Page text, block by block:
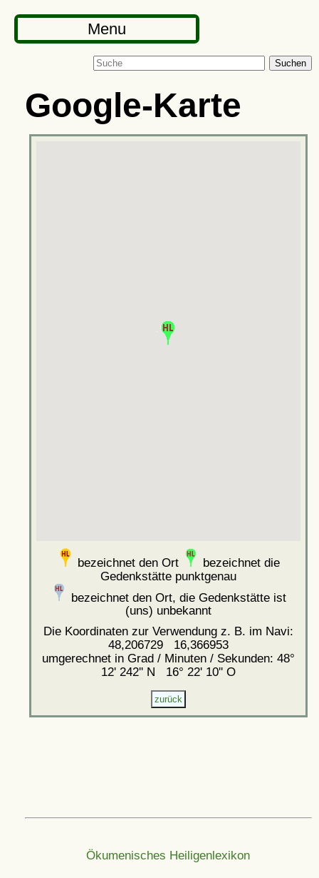
Menu
Suchen
Google-Karte
bezeichnet den Ort
bezeichnet die
Gedenkstätte punktgenau
bezeichnet den Ort, die Gedenkstätte ist
(uns) unbekannt
Die Koordinaten zur Verwendung z. B. im Navi:
48,206729 16,366953
umgerechnet in Grad / Minuten / Sekunden: 48°
12' 242'' N 16° 22' 10'' O
Ökumenisches Heiligenlexikon